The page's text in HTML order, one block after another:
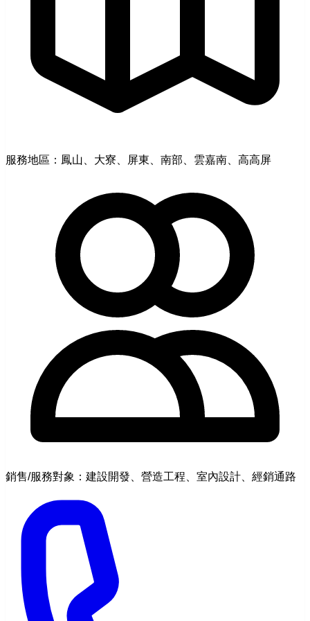
服務地區：鳳山、大寮、屏東、南部、雲嘉南、高高屏
銷售/服務對象：建設開發、營造工程、室內設計、經銷通路